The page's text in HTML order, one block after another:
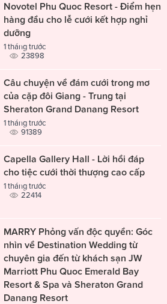
Novotel Phu Quoc Resort - Điểm hẹn
hàng đầu cho lễ cưới kết hợp nghỉ
dưỡng
1 tháng trước
23898
Câu chuyện về đám cưới trong mơ
của cặp đôi Giang - Trung tại
Sheraton Grand Danang Resort
1 tháng trước
91389
Capella Gallery Hall - Lời hồi đáp
cho tiệc cưới thời thượng cao cấp
1 tháng trước
22414
MARRY Phỏng vấn độc quyền: Góc
nhìn về Destination Wedding từ
chuyên gia đến từ khách sạn JW
Marriott Phu Quoc Emerald Bay
Resort & Spa và Sheraton Grand
Danang Resort